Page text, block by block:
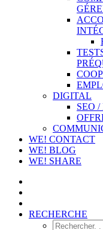
DIGITAL
SEO
WE! CONTACT
WE! BLOG
WE! SHARE
RECHERCHE